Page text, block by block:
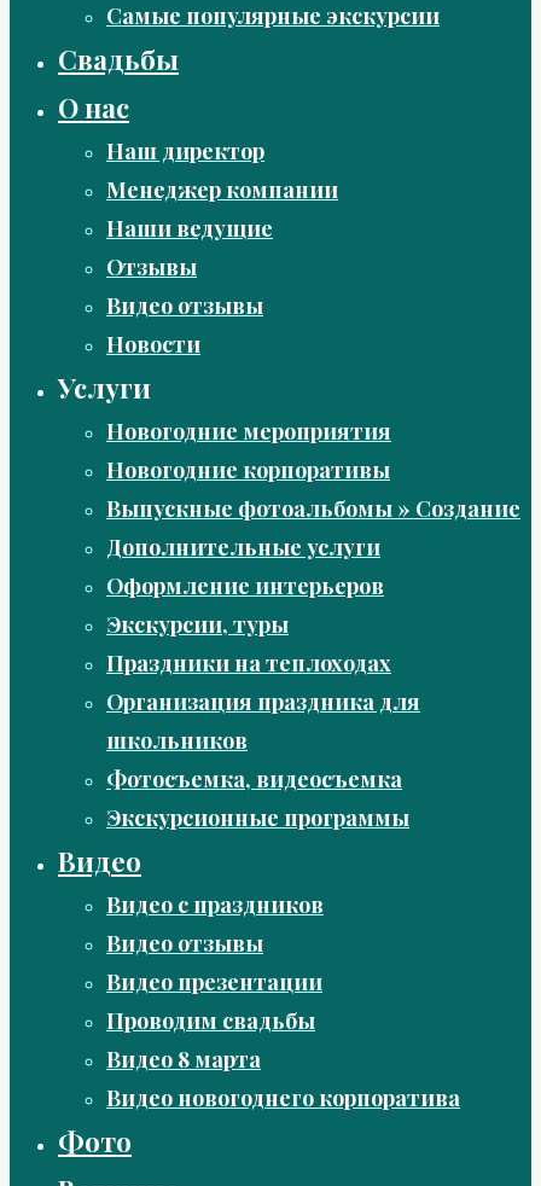
Самые популярные экскурсии
Свадьбы
О нас
Наш директор
Менеджер компании
Наши ведущие
Отзывы
Видео отзывы
Новости
Услуги
Новогодние мероприятия
Новогодние корпоративы
Выпускные фотоальбомы » Создание
Дополнительные услуги
Оформление интерьеров
Экскурсии, туры
Праздники на теплоходах
Организация праздника для
школьников
Фотосъемка, видеосъемка
Экскурсионные программы
Видео
Видео с праздников
Видео отзывы
Видео презентации
Проводим свадьбы
Видео 8 марта
Видео новогоднего корпоратива
Фото